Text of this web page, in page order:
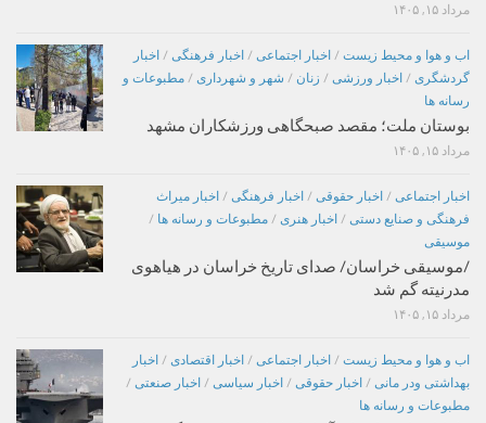
مرداد ۱۵, ۱۴۰۵
اب و هوا و محیط زیست / اخبار اجتماعی / اخبار فرهنگی / اخبار
گردشگری / اخبار ورزشی / زنان / شهر و شهرداری / مطبوعات و
رسانه ها
بوستان ملت؛ مقصد صبحگاهی ورزشکاران مشهد
مرداد ۱۵, ۱۴۰۵
اخبار اجتماعی / اخبار حقوقی / اخبار فرهنگی / اخبار میراث
فرهنگی و صنایع دستی / اخبار هنری / مطبوعات و رسانه ها /
موسیقی
/موسیقی خراسان/ صدای تاریخ خراسان در هیاهوی
مدرنیته گم شد
مرداد ۱۵, ۱۴۰۵
اب و هوا و محیط زیست / اخبار اجتماعی / اخبار اقتصادی / اخبار
بهداشتی ودر مانی / اخبار حقوقی / اخبار سیاسی / اخبار صنعتی /
مطبوعات و رسانه ها